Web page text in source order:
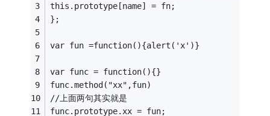
this.prototype[name] = fn;
};
var fun =function(){alert('x')}
var func = function(){}
func.method("xx",fun)
//上面两句其实就是
func.prototype.xx = fun;